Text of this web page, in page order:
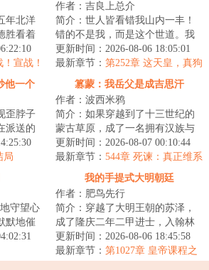
年北洋
胜看着
璋、段
宣战！
作者：吉良上总介
简介：世人皆看错我山内一丰！
错的不是我，而是这个世道。我
山内一丰能有什么小心思呢，我
只是太想进步了...
更新时间：2026-08-06 18:05:01
最新章节： 第252章 这天皇，真狗
都不当吧？
他一个
歪脖子
派送的
挺急
局
篡蒙：我岳父是成吉思汗
作者：波西米鸦
简介：如果穿越到了十三世纪的
蒙古草原，成了一名拥有汉族与
蒙古族血统的少年，你会如何选
择？是南下回归...
更新时间：2026-08-07 00:10:44
最新章节： 544章 死谏：真正维系
世界一统的不是铁路电报，而是
太祖的规矩！
守望心
默地催
忍辱
我的手提式大明朝廷
作者：肥鸟先行
简介：穿越了大明王朝的苏泽，
成了隆庆二年二甲进士，入翰林
院庶吉士。好消息，不用卷科举
了，穿越就是科...
更新时间：2026-08-06 18:45:58
最新章节： 第1027章 皇帝课程之